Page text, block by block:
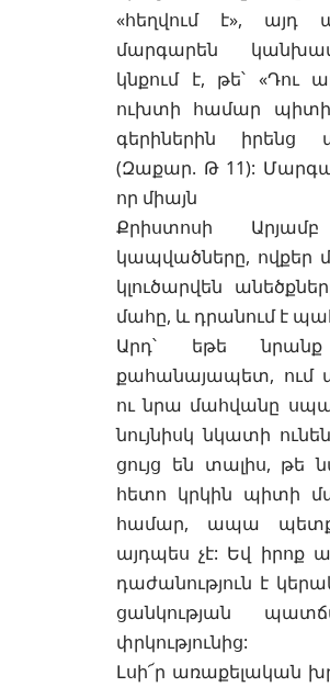
«հեղվում է», այդ
մարգարեն
կնքում է, թե՝ «Դու
ուխտի համար
գերիներին իրենց
(Զաքար. Թ 11):
որ միայն
Քրիստոսի
կապվածները, ովքեր
կլուծարվեն
մահը, և դրանում է
Արդ՝ եթե
քահանայապետ, ում
ու նրա մահվանը
նույնիսկ նկատի
ցույց են տալիս,
հետո կրկին պիտի
համար, ապա
այդպես չէ: Եվ իրոք
դաժանություն է
ցանկության
փրկությունից:
Լսի՜ր առաքելական